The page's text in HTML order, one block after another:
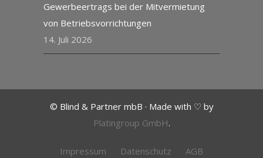
Gewerbeertrags bei der Mitvermietung
von Betriebsvorrichtungen
14. Juli 2026
© Blind & Partner mbB · Made with ♡ by
Platingroup GmbH.
Impressum Datenschutz AGB